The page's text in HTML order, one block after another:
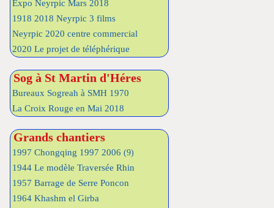
Expo Neyrpic Mars 2018
1918 2018 Neyrpic 3 films
Neyrpic 2020 centre commercial
2020 Le projet de téléphérique
Sog à St Martin d'Héres
Bureaux Sogreah à SMH 1970
La Croix Rouge en Mai 2018
Grands chantiers
1997 Chongqing 1997 2006 (9)
1944 Le modèle Traversée Rhin
1957 Barrage de Serre Poncon
1964 Khashm el Girba